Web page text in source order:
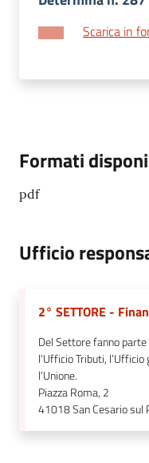
Scarica in
Formati
pdf
Ufficio
2° SETTORE -
Del Settore fanno
l’Ufficio Tributi,
l’Unione.
Piazza Roma, 2
41018San Cesario sul